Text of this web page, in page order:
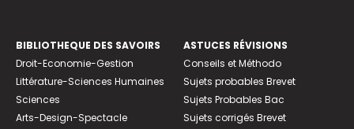
BIBLIOTHEQUE DES SAVOIRS
Droit-Economie-Gestion
Littérature-Sciences Humaines
Sciences
Arts-Design-Spectacle
ASTUCES RÉVISIONS
Conseils et Méthodo
Sujets probables Brevet
Sujets Probables Bac
Sujets corrigés Brevet